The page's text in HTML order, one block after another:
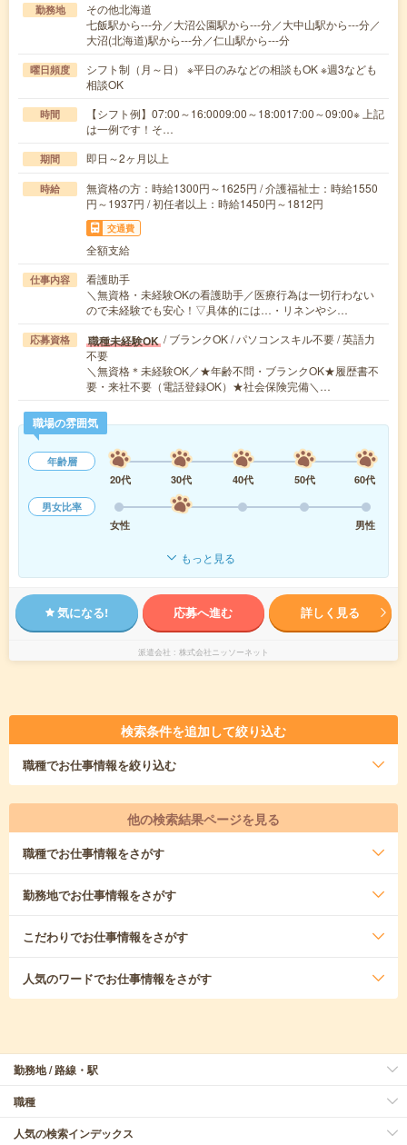
勤務地
その他北海道
七飯駅から---分／大沼公園駅から---分／大中山駅から---分／
大沼(北海道)駅から---分／仁山駅から---分
曜日頻度
シフト制（月～日） ※平日のみなどの相談もOK ※週3なども
相談OK
時間
【シフト例】07:00～16:0009:00～18:0017:00～09:00※ 上記
は一例です！そ…
期間 即日～2ヶ月以上
時給
無資格の方：時給1300円～1625円 / 介護福祉士：時給1550
円～1937円 / 初任者以上：時給1450円～1812円
交通費
全額支給
仕事内容
看護助手
＼無資格・未経験OKの看護助手／医療行為は一切行わない
ので未経験でも安心！▽具体的には…・リネンやシ…
応募資格 職種未経験OK / ブランクOK / パソコンスキル不要 / 英語力
不要
＼無資格＊未経験OK／★年齢不問・ブランクOK★履歴書不
要・来社不要（電話登録OK）★社会保険完備＼…
職場の雰囲気
年齢層
20代
30代 40代 50代
60代
男女比率
女性
男性
もっと見る
気になる! 応募へ進む 詳しく見る
派遣会社 株式会社ニッソーネット
検索条件を追加して絞り込む
職種でお仕事情報を絞り込む
他の検索結果ページを見る
職種でお仕事情報をさがす
勤務地でお仕事情報をさがす
こだわりでお仕事情報をさがす
人気のワードでお仕事情報をさがす
勤務地 / 路線・駅
職種
人気の検索インデックス